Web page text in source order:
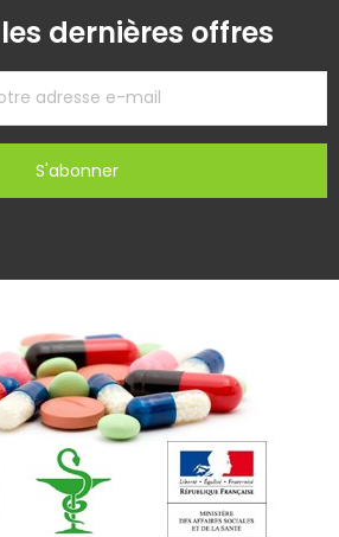
dernières offres
S'abonner